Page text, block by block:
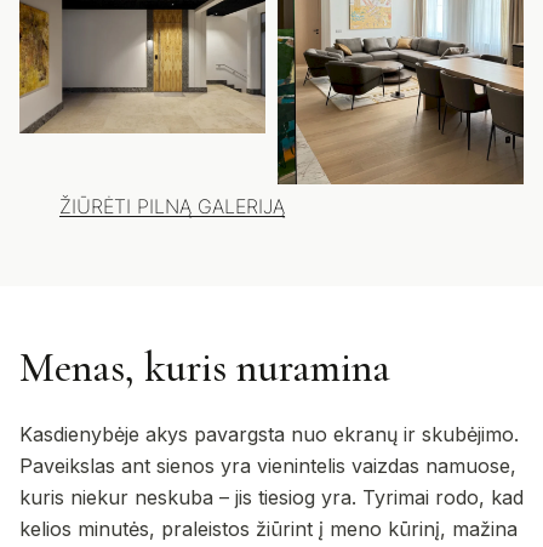
ŽIŪRĖTI PILNĄ GALERIJĄ
Menas, kuris nuramina
Kasdienybėje akys pavargsta nuo ekranų ir skubėjimo.
Paveikslas ant sienos yra vienintelis vaizdas namuose,
kuris niekur neskuba – jis tiesiog yra. Tyrimai rodo, kad
kelios minutės, praleistos žiūrint į meno kūrinį, mažina